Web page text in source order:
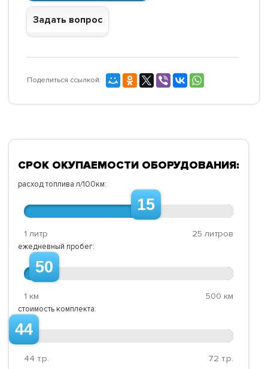
Задать вопрос
Поделиться ссылкой:
СРОК ОКУПАЕМОСТИ ОБОРУДОВАНИЯ:
расход топлива л/100км:
15
1 литр 25 литров
ежедневный пробег:
50
1 км 500 км
стоимость комплекта:
44
44 т.р. 72 т.р.